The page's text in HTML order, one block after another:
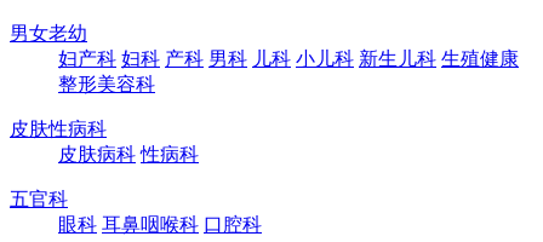
男女老幼
妇产科 妇科 产科 男科 儿科 小儿科 新生儿科 生殖健康
整形美容科
皮肤性病科
皮肤病科 性病科
五官科
眼科 耳鼻咽喉科 口腔科